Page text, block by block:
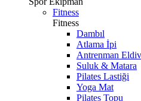
Fitness
Fitness
Dambıl
Atlama İpi
Antrenman
Suluk & Matara
Pilates Lastiği
Yoga Mat
Pilates Topu